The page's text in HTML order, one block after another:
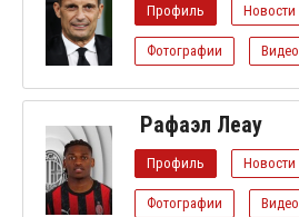
Профиль Новости
Фотографии Видео
Рафаэл Леау
Профиль Новости
Фотографии Видео